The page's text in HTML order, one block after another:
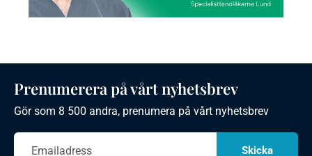
Prenumerera på vårt nyhetsbrev
Gör som 8 500 andra, prenumera på vårt nyhetsbrev